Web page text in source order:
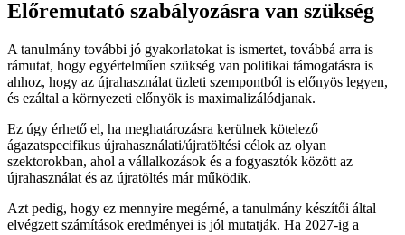
Előremutató szabályozásra van szükség
A tanulmány további jó gyakorlatokat is ismertet, továbbá arra is
rámutat, hogy egyértelműen szükség van politikai támogatásra is
ahhoz, hogy az újrahasználat üzleti szempontból is előnyös legyen,
és ezáltal a környezeti előnyök is maximalizálódjanak.
Ez úgy érhető el, ha meghatározásra kerülnek kötelező
ágazatspecifikus újrahasználati/újratöltési célok az olyan
szektorokban, ahol a vállalkozások és a fogyasztók között az
újrahasználat és az újratöltés már működik.
Azt pedig, hogy ez mennyire megérné, a tanulmány készítői által
elvégzett számítások eredményei is jól mutatják. Ha 2027-ig a